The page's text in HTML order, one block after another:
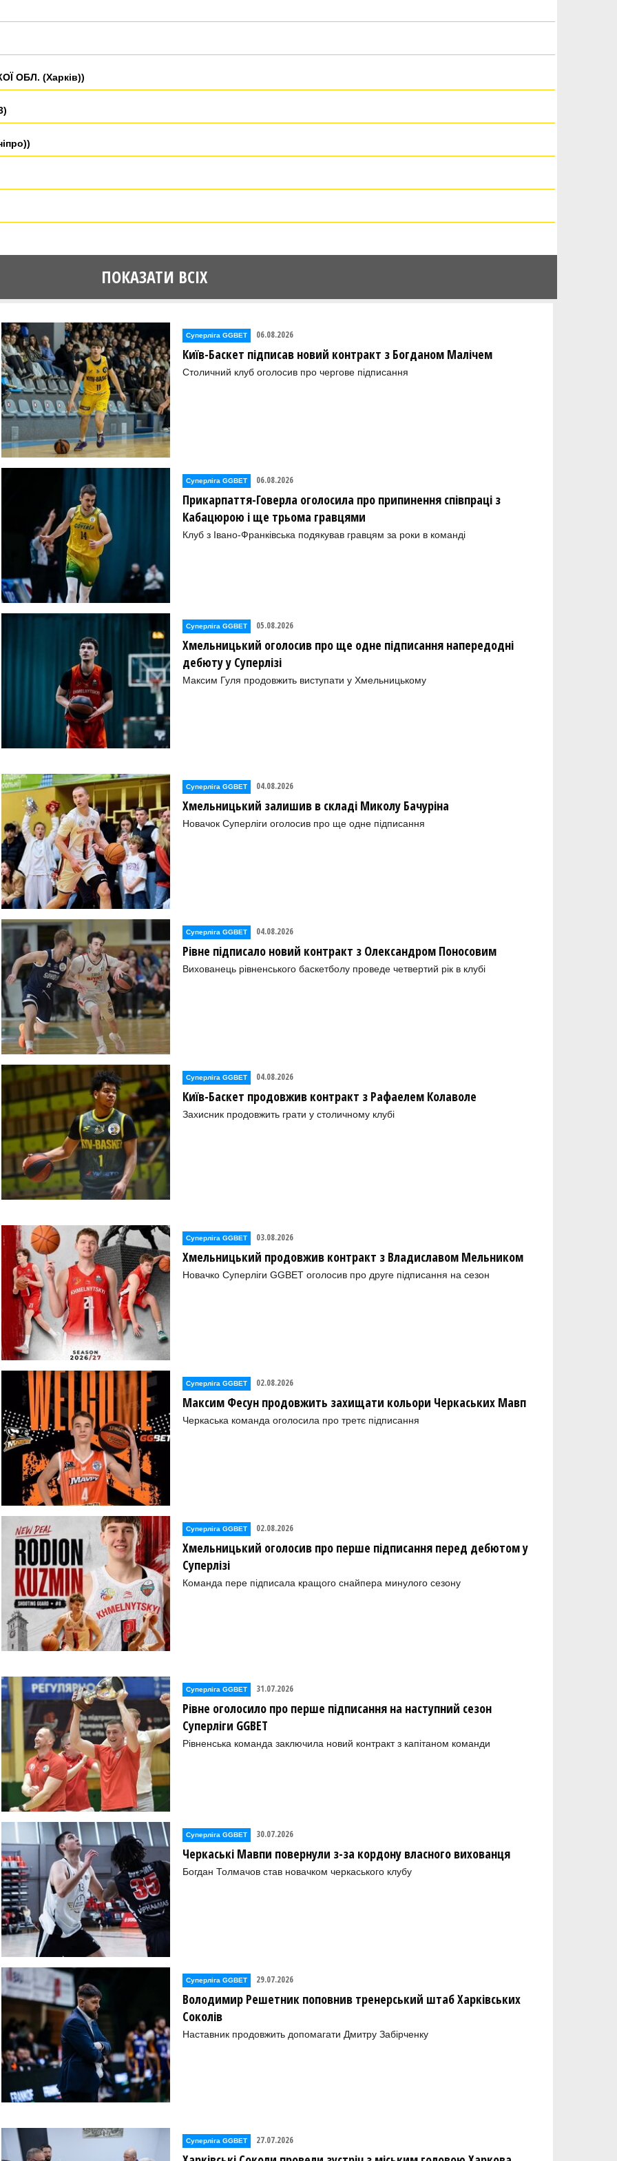
ОБЛ. (Харків))
ОБЛ. (Харків))
(Полтава))
(Полтава))
(Полтава))
ОБЛ. (Харків))
ОБЛ. (Харків))
(Харків))
ОБЛ. (Харків))
ПОКАЗАТИ ВСІХ
Суперліга GGBET 06.08.2026
Київ-Баскет підписав новий контракт з Богданом Малічем
Столичний клуб оголосив про чергове підписання
Суперліга GGBET 06.08.2026
Прикарпаття-Говерла оголосила про припинення співпраці з
Кабацюрою і ще трьома гравцями
Клуб з Івано-Франківська подякував гравцям за роки в команді
Суперліга GGBET 05.08.2026
Хмельницький оголосив про ще одне підписання напередодні
дебюту у Суперлізі
Максим Гуля продовжить виступати у Хмельницькому
Суперліга GGBET 04.08.2026
Хмельницький залишив в складі Миколу Бачуріна
Новачок Суперліги оголосив про ще одне підписання
Суперліга GGBET 04.08.2026
Рівне підписало новий контракт з Олександром Поносовим
Вихованець рівненського баскетболу проведе четвертий рік в клубі
Суперліга GGBET 04.08.2026
Київ-Баскет продовжив контракт з Рафаелем Колаволе
Захисник продовжить грати у столичному клубі
Суперліга GGBET 03.08.2026
Хмельницький продовжив контракт з Владиславом Мельником
Новачко Суперліги GGBET оголосив про друге підписання на сезон
Суперліга GGBET 02.08.2026
Максим Фесун продовжить захищати кольори Черкаських Мавп
Черкаська команда оголосила про третє підписання
Суперліга GGBET 02.08.2026
Хмельницький оголосив про перше підписання перед дебютом у
Суперлізі
Команда пере підписала кращого снайпера минулого сезону
Суперліга GGBET 31.07.2026
Рівне оголосило про перше підписання на наступний сезон
Суперліги GGBET
Рівненська команда заключила новий контракт з капітаном команди
Суперліга GGBET 30.07.2026
Черкаські Мавпи повернули з-за кордону власного вихованця
Богдан Толмачов став новачком черкаського клубу
Суперліга GGBET 29.07.2026
Володимир Решетник поповнив тренерський штаб Харківських
Соколів
Наставник продовжить допомагати Дмитру Забірченку
Суперліга GGBET 27.07.2026